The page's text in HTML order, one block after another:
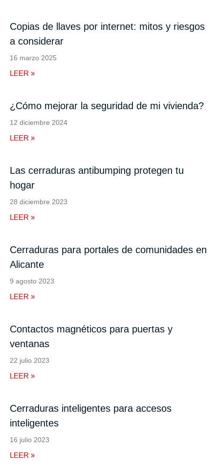
Copias de llaves por internet: mitos y riesgos
a considerar
16 marzo 2025
LEER »
¿Cómo mejorar la seguridad de mi vivienda?
12 diciembre 2024
LEER »
Las cerraduras antibumping protegen tu
hogar
28 diciembre 2023
LEER »
Cerraduras para portales de comunidades en
Alicante
9 agosto 2023
LEER »
Contactos magnéticos para puertas y
ventanas
22 julio 2023
LEER »
Cerraduras inteligentes para accesos
inteligentes
16 julio 2023
LEER »